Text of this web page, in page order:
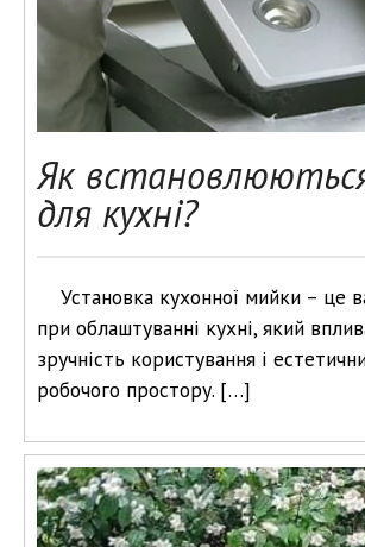
Як
для кухні?
Установка кухонної мийки – це
при облаштуванні кухні, який
зручність користування і
робочого простору. […]